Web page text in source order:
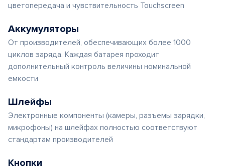
цветопередача и чувствительность Touchscreen
Аккумуляторы
От производителей, обеспечивающих более 1000
циклов заряда. Каждая батарея проходит
дополнительный контроль величины номинальной
емкости
Шлейфы
Электронные компоненты (камеры, разъемы зарядки,
микрофоны) на шлейфах полностью соответствуют
стандартам производителей
Кнопки